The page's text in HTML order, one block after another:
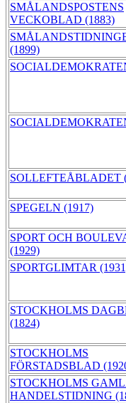
SMÅLANDSPOSTENS
VECKOBLAD (1883)
(1899)
SOLLEFTEÅBLADET
SPEGELN (1917)
SPORT OCH
(1929)
SPORTGLIMTAR
STOCKHOLMS
(1824)
STOCKHOLMS
FÖRSTADSBLAD
STOCKHOLMS
HANDELSTIDNING